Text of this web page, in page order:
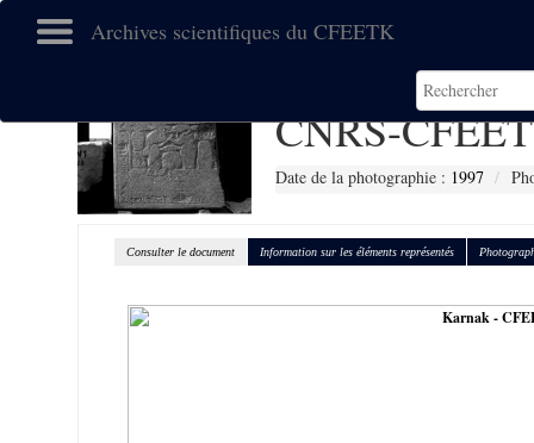
Archives scientifiques du CFEETK
CNRS-
Date de la photographie : 1997
Consulter le document Information sur les éléments représentés